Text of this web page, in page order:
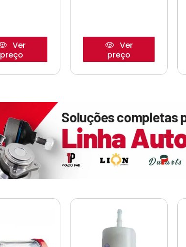
Ver
preço
Ver
preço